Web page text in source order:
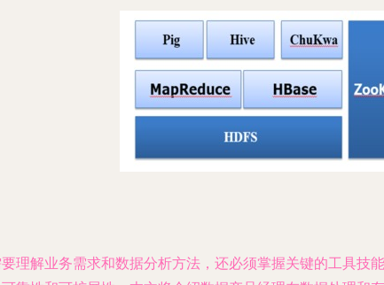
理解业务需求和数据分析方法，还必须掌握关键的工具技